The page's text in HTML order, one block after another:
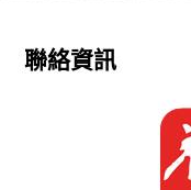
聯絡資訊